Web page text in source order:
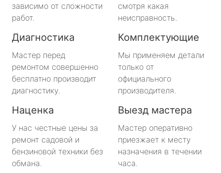
зависимо от сложности
работ.
смотря какая
неисправность.
Диагностика
Мастер перед
ремонтом совершенно
бесплатно производит
диагностику.
Комплектующие
Мы применяем детали
только от
официального
производителя.
Наценка
У нас честные цены за
ремонт садовой и
бензиновой техники без
обмана.
Выезд мастера
Мастер оперативно
приезжает к месту
назначения в течении
часа.